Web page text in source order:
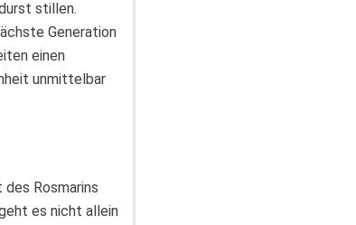
stillen.
Generation
einen
unmittelbar
Rosmarins
es nicht allein